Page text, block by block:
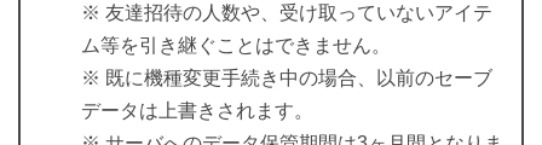
※ 友達招待の人数や、受け取っていないアイテ
ム等を引き継ぐことはできません。
※ 既に機種変更手続き中の場合、以前のセーブ
データは上書きされます。